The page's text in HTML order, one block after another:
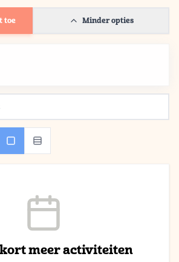
toe Minder opties
meer activiteiten